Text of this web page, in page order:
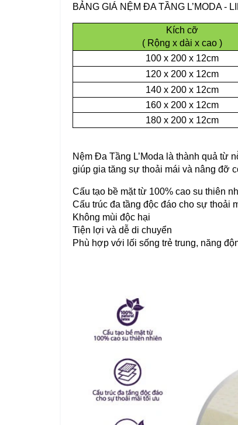
BẢNG GIÁ NỆM ĐA TẦNG L’MODA -
Kích cỡ
( Rộng x dài x cao )
100 x 200 x 12cm
120 x 200 x 12cm
140 x 200 x 12cm
160 x 200 x 12cm
180 x 200 x 12cm
Nệm Đa Tầng L’Moda là thành quả từ
giúp gia tăng sự thoải mái và nâng đỡ
Cấu tạo bề mặt từ 100% cao su thiên
Cấu trúc đa tầng độc đáo cho sự thoải
Không mùi độc hại
Tiện lợi và dễ di chuyển
Phù hợp với lối sống trẻ trung, năng